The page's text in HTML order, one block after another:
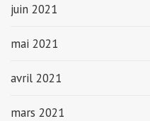
juin 2021
mai 2021
avril 2021
mars 2021